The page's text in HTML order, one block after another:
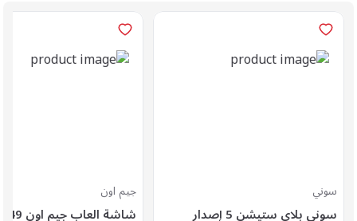
سوني
سوني بلاي ستيشن 5 إصدار
جيم اون